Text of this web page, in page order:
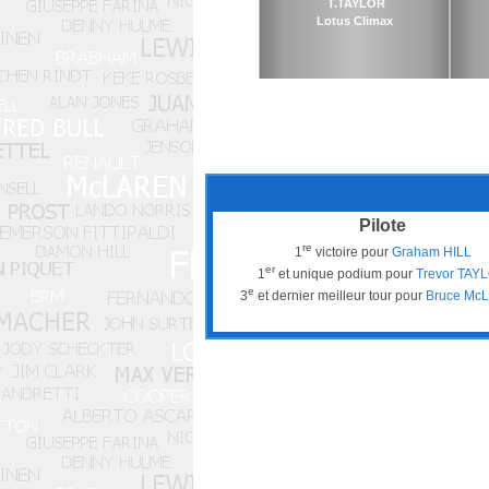
T.TAYLOR
Lotus Climax
Pilote
1re victoire pour Graham HILL
1er et unique podium pour Trevor
3e et dernier meilleur tour pour Bruce